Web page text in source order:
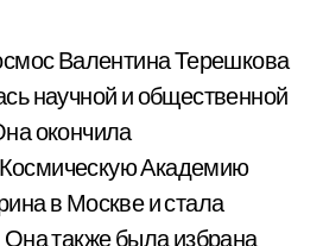
Валентина Терешкова
научной и общественной
окончила
Академию
в Москве и стала
также была избрана